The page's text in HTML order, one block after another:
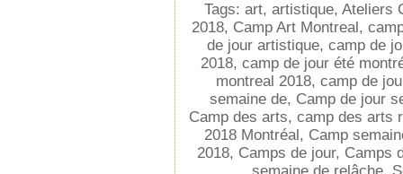
Tags: art, artistique, Ateliers
2018, Camp Art Montreal,
de jour artistique, camp de
2018, camp de jour été
montreal 2018, camp de
semaine de, Camp de jour
Camp des arts, camp des arts
2018 Montréal, Camp
2018, Camps de jour, Camps